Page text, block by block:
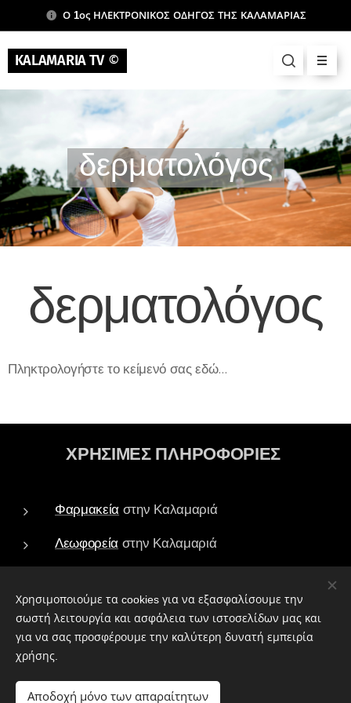
Ο 1ος ΗΛΕΚΤΡΟΝΙΚΟΣ ΟΔΗΓΟΣ ΤΗΣ ΚΑΛΑΜΑΡΙΑΣ
KALAMARIA TV©
δερματολόγος
δερματολόγος
Πληκτρολογήστε το κείμενό σας εδώ...
ΧΡΗΣΙΜΕΣ ΠΛΗΡΟΦΟΡΙΕΣ
Φαρμακεία στην Καλαμαριά
Λεωφορεία στην Καλαμαριά
Πάρκα στην Καλαμαριά
Ιεροί Ναοί στην Καλαμαριά
Χρησιμοποιούμε τα cookies για να εξασφαλίσουμε την
σωστή λειτουργία και ασφάλεια των ιστοσελίδων μας και
για να σας προσφέρουμε την καλύτερη δυνατή εμπειρία
χρήσης.
Αποδοχή μόνο των απαραίτητων